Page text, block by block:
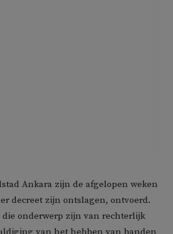
Ankara zijn de afgelopen weken
decreet zijn ontslagen, ontvoerd.
die onderwerp zijn van rechterlijk